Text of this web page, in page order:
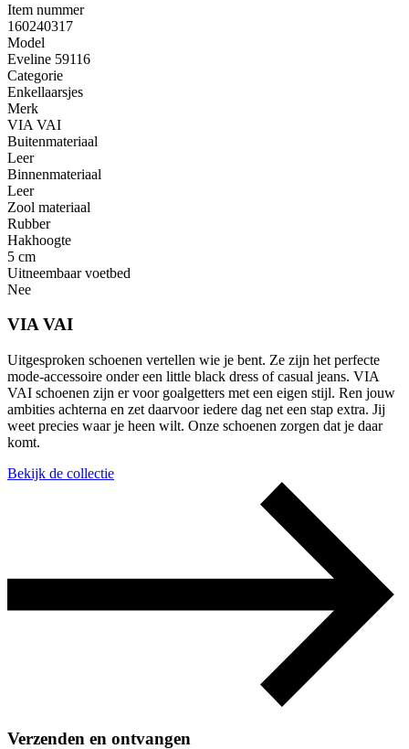
Item nummer
160240317
Model
Eveline 59116
Categorie
Enkellaarsjes
Merk
VIA VAI
Buitenmateriaal
Leer
Binnenmateriaal
Leer
Zool materiaal
Rubber
Hakhoogte
5 cm
Uitneembaar voetbed
Nee
VIA VAI
Uitgesproken schoenen vertellen wie je bent. Ze zijn het perfecte
mode-accessoire onder een little black dress of casual jeans. VIA
VAI schoenen zijn er voor goalgetters met een eigen stijl. Ren jouw
ambities achterna en zet daarvoor iedere dag net een stap extra. Jij
weet precies waar je heen wilt. Onze schoenen zorgen dat je daar
komt.
Bekijk de collectie
Verzenden en ontvangen